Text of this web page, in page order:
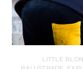
LITTLE